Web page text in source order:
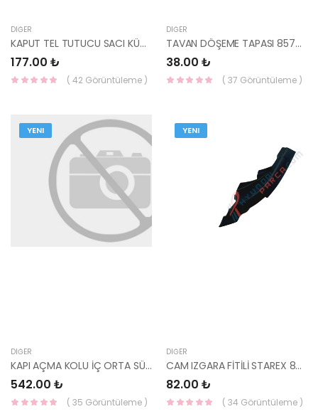
DIĞER
KAPUT TEL TUTUCU SACI KÜÇÜK 64116-1R900-HMC
177.00 ₺
( 42 Görüntüleme )
DIĞER
TAVAN DÖŞEME TAPASI 85746-06000QS-HMC
38.00 ₺
( 37 Görüntüleme )
YENI
DIĞER
KAPI AÇMA KOLU İÇ ORTA SÜRGÜLÜ H100 83640-43000LK-HMC
542.00 ₺
( 35 Görüntüleme )
YENI
DIĞER
CAM IZGARA FİTİLİ STAREX 86153-4A000-HMC
82.00 ₺
( 34 Görüntüleme )